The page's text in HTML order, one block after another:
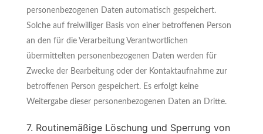
personenbezogenen Daten automatisch gespeichert.
Solche auf freiwilliger Basis von einer betroffenen Person
an den für die Verarbeitung Verantwortlichen
übermittelten personenbezogenen Daten werden für
Zwecke der Bearbeitung oder der Kontaktaufnahme zur
betroffenen Person gespeichert. Es erfolgt keine
Weitergabe dieser personenbezogenen Daten an Dritte.
7. Routinemäßige Löschung und Sperrung von